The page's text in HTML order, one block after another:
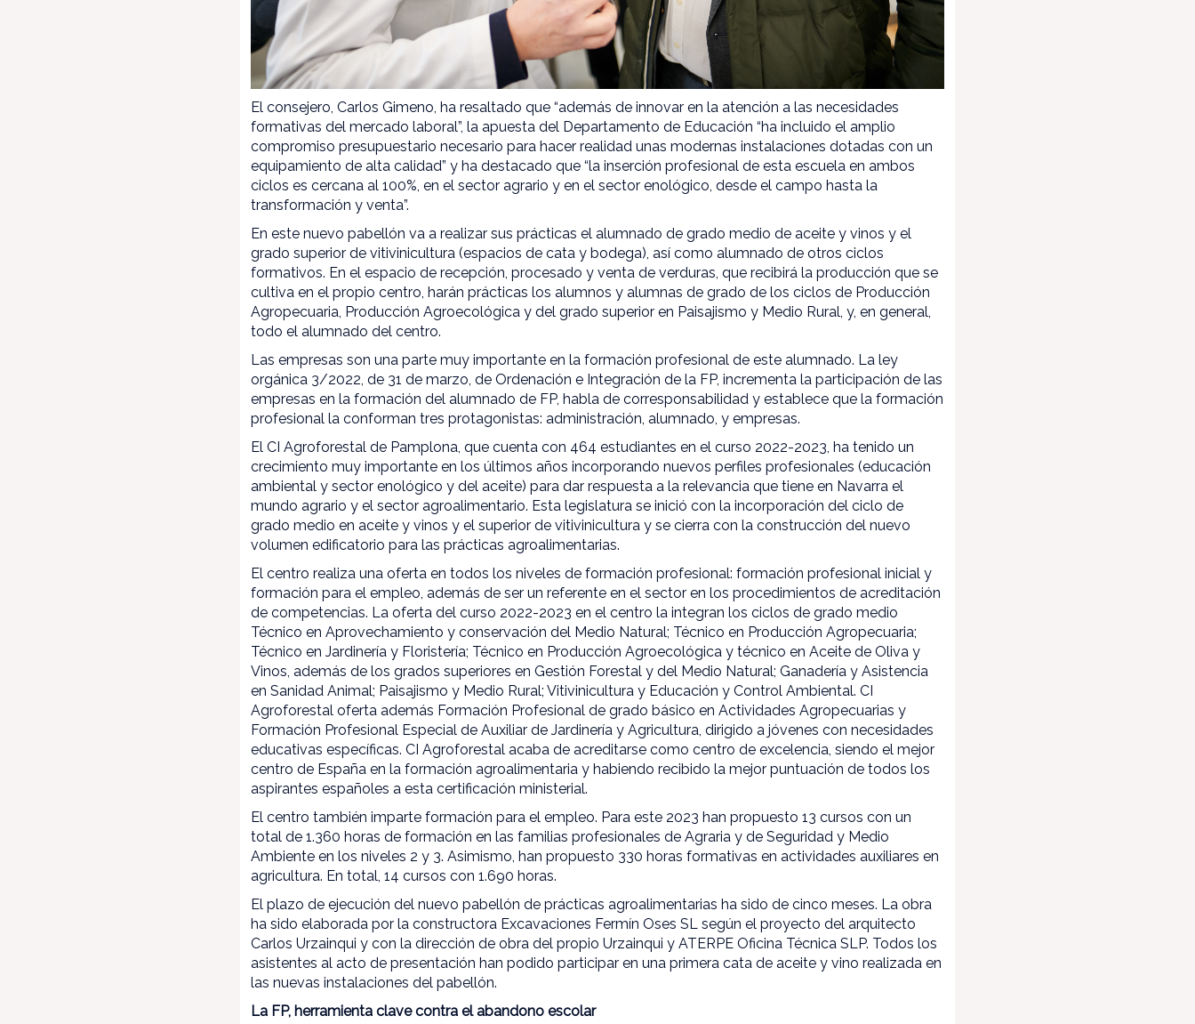
El consejero, Carlos Gimeno, ha resaltado que “además de innovar en la atención a las necesidades
formativas del mercado laboral”, la apuesta del Departamento de Educación “ha incluido el amplio
compromiso presupuestario necesario para hacer realidad unas modernas instalaciones dotadas con un
equipamiento de alta calidad” y ha destacado que “la inserción profesional de esta escuela en ambos
ciclos es cercana al 100%, en el sector agrario y en el sector enológico, desde el campo hasta la
transformación y venta”.
En este nuevo pabellón va a realizar sus prácticas el alumnado de grado medio de aceite y vinos y el
grado superior de vitivinicultura (espacios de cata y bodega), así como alumnado de otros ciclos
formativos. En el espacio de recepción, procesado y venta de verduras, que recibirá la producción que se
cultiva en el propio centro, harán prácticas los alumnos y alumnas de grado de los ciclos de Producción
Agropecuaria, Producción Agroecológica y del grado superior en Paisajismo y Medio Rural, y, en general,
todo el alumnado del centro.
Las empresas son una parte muy importante en la formación profesional de este alumnado. La ley
orgánica 3/2022, de 31 de marzo, de Ordenación e Integración de la FP, incrementa la participación de las
empresas en la formación del alumnado de FP, habla de corresponsabilidad y establece que la formación
profesional la conforman tres protagonistas: administración, alumnado, y empresas.
El CI Agroforestal de Pamplona, que cuenta con 464 estudiantes en el curso 2022-2023, ha tenido un
crecimiento muy importante en los últimos años incorporando nuevos perfiles profesionales (educación
ambiental y sector enológico y del aceite) para dar respuesta a la relevancia que tiene en Navarra el
mundo agrario y el sector agroalimentario. Esta legislatura se inició con la incorporación del ciclo de
grado medio en aceite y vinos y el superior de vitivinicultura y se cierra con la construcción del nuevo
volumen edificatorio para las prácticas agroalimentarias.
El centro realiza una oferta en todos los niveles de formación profesional: formación profesional inicial y
formación para el empleo, además de ser un referente en el sector en los procedimientos de acreditación
de competencias. La oferta del curso 2022-2023 en el centro la integran los ciclos de grado medio
Técnico en Aprovechamiento y conservación del Medio Natural; Técnico en Producción Agropecuaria;
Técnico en Jardinería y Floristería; Técnico en Producción Agroecológica y técnico en Aceite de Oliva y
Vinos, además de los grados superiores en Gestión Forestal y del Medio Natural; Ganadería y Asistencia
en Sanidad Animal; Paisajismo y Medio Rural; Vitivinicultura y Educación y Control Ambiental. CI
Agroforestal oferta además Formación Profesional de grado básico en Actividades Agropecuarias y
Formación Profesional Especial de Auxiliar de Jardinería y Agricultura, dirigido a jóvenes con necesidades
educativas específicas. CI Agroforestal acaba de acreditarse como centro de excelencia, siendo el mejor
centro de España en la formación agroalimentaria y habiendo recibido la mejor puntuación de todos los
aspirantes españoles a esta certificación ministerial.
El centro también imparte formación para el empleo. Para este 2023 han propuesto 13 cursos con un
total de 1.360 horas de formación en las familias profesionales de Agraria y de Seguridad y Medio
Ambiente en los niveles 2 y 3. Asimismo, han propuesto 330 horas formativas en actividades auxiliares en
agricultura. En total, 14 cursos con 1.690 horas.
El plazo de ejecución del nuevo pabellón de prácticas agroalimentarias ha sido de cinco meses. La obra
ha sido elaborada por la constructora Excavaciones Fermín Oses SL según el proyecto del arquitecto
Carlos Urzainqui y con la dirección de obra del propio Urzainqui y ATERPE Oficina Técnica SLP. Todos los
asistentes al acto de presentación han podido participar en una primera cata de aceite y vino realizada en
las nuevas instalaciones del pabellón.
La FP, herramienta clave contra el abandono escolar